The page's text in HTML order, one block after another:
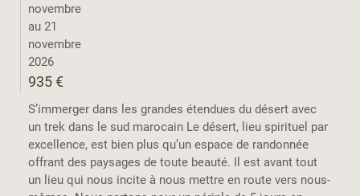
novembre
au 21
novembre
2026
935 €
S’immerger dans les grandes étendues du désert avec
un trek dans le sud marocain Le désert, lieu spirituel par
excellence, est bien plus qu’un espace de randonnée
offrant des paysages de toute beauté. Il est avant tout
un lieu qui nous incite à nous mettre en route vers nous-